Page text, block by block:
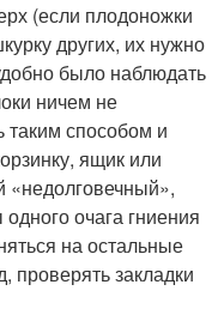
(если плодоножки
других, их нужно
было наблюдать
ничем не
способом и
ящик или
«недолговечный»,
очага гниения
на остальные
проверять закладки